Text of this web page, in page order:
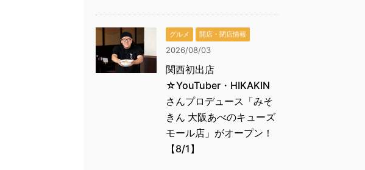
グルメ 開店・閉店情報
2026/08/03
関西初出店
☆YouTuber・HIKAKIN
さんプロデュース「みそ
きん 大阪あべのキューズ
モール店」がオープン！
【8/1】